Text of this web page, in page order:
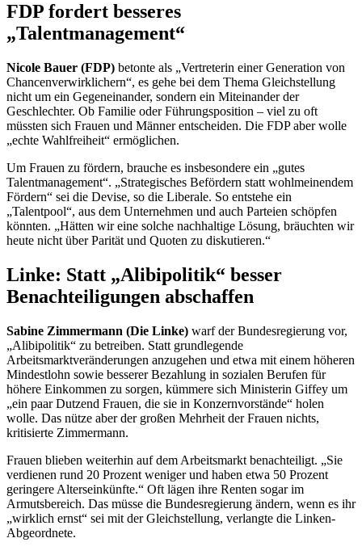
FDP fordert besseres
„Talentmanagement“
Nicole Bauer (FDP) betonte als „Vertreterin einer Generation von
Chancenverwirklichern“, es gehe bei dem Thema Gleichstellung
nicht um ein Gegeneinander, sondern ein Miteinander der
Geschlechter. Ob Familie oder Führungsposition – viel zu oft
müssten sich Frauen und Männer entscheiden. Die FDP aber wolle
„echte Wahlfreiheit“ ermöglichen.
Um Frauen zu fördern, brauche es insbesondere ein „gutes
Talentmanagement“. „Strategisches Befördern statt wohlmeinendem
Fördern“ sei die Devise, so die Liberale. So entstehe ein
„Talentpool“, aus dem Unternehmen und auch Parteien schöpfen
könnten. „Hätten wir eine solche nachhaltige Lösung, bräuchten wir
heute nicht über Parität und Quoten zu diskutieren.“
Linke: Statt „Alibipolitik“ besser
Benachteiligungen abschaffen
Sabine Zimmermann (Die Linke) warf der Bundesregierung vor,
„Alibipolitik“ zu betreiben. Statt grundlegende
Arbeitsmarktveränderungen anzugehen und etwa mit einem höheren
Mindestlohn sowie besserer Bezahlung in sozialen Berufen für
höhere Einkommen zu sorgen, kümmere sich Ministerin Giffey um
„ein paar Dutzend Frauen, die sie in Konzernvorstände“ holen
wolle. Das nütze aber der großen Mehrheit der Frauen nichts,
kritisierte Zimmermann.
Frauen blieben weiterhin auf dem Arbeitsmarkt benachteiligt. „Sie
verdienen rund 20 Prozent weniger und haben etwa 50 Prozent
geringere Alterseinkünfte.“ Oft lägen ihre Renten sogar im
Armutsbereich. Das müsse die Bundesregierung ändern, wenn es ihr
„wirklich ernst“ sei mit der Gleichstellung, verlangte die Linken-
Abgeordnete.